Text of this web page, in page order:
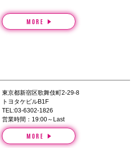
MORE
東京都新宿区歌舞伎町2-29-8
トヨタケビルB1F
TEL:03-6302-1826
営業時間：19:00～Last
MORE